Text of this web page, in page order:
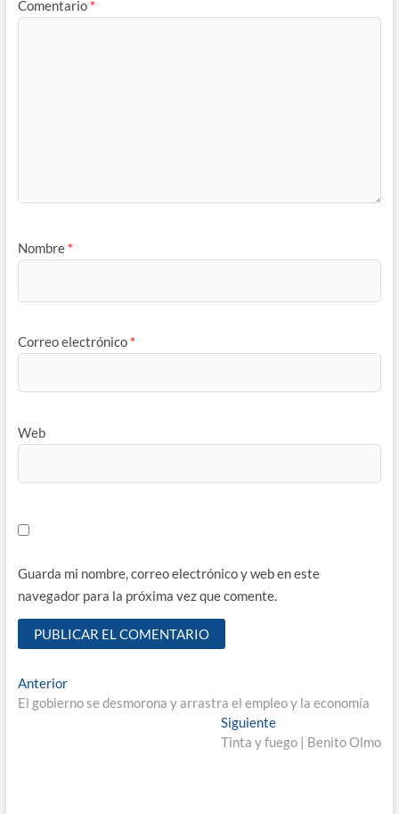
Comentario *
Nombre *
Correo electrónico *
Web
Guarda mi nombre, correo electrónico y web en este
navegador para la próxima vez que comente.
Navegación
de
AnteriorEntrada
anterior:
El gobierno se desmorona y arrastra el empleo y la economía
SiguienteEntrada
siguiente:
Tinta y fuego | Benito Olmo